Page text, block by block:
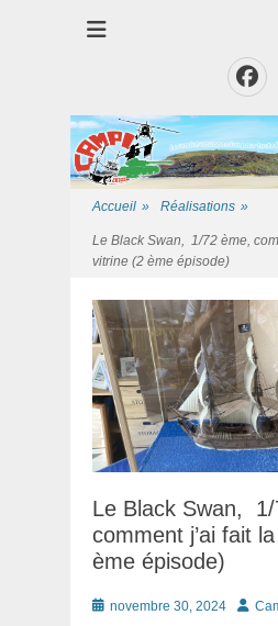
Accueil » Réalisations »
Le Black Swan, 1/72 ème,
vitrine (2 ème épisode)
Le Black Swan, 1/
comment j’ai fait
ème épisode)
Posténovembre 30, 2024 Auteur